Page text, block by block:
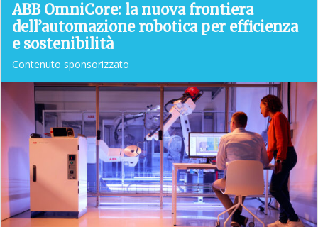
ABB OmniCore: la nuova frontiera
dell’automazione robotica per efficienza
e sostenibilità
Contenuto sponsorizzato